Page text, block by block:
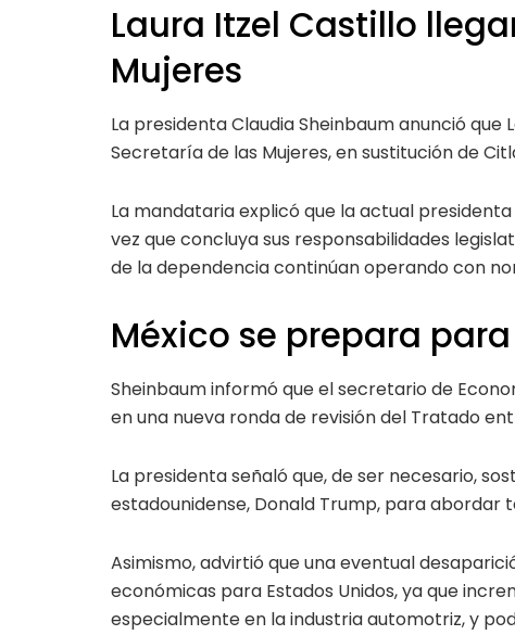
Laura Itzel Castillo
Mujeres
La presidenta Claudia Sheinbaum anunció
Secretaría de las Mujeres, en sustitución de
La mandataria explicó que la actual
vez que concluya sus responsabilidades
de la dependencia continúan operando con
México se prepara
Sheinbaum informó que el secretario de
en una nueva ronda de revisión del Tratado
La presidenta señaló que, de ser necesario,
estadounidense, Donald Trump, para
Asimismo, advirtió que una eventual
económicas para Estados Unidos, ya que
especialmente en la industria automotriz, y